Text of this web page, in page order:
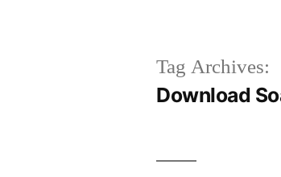
Tag Archives:
Download